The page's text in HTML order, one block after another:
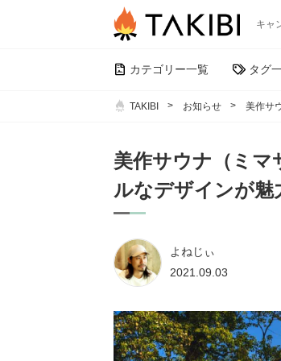
キャ
カテゴリー一覧 タグ
TAKIBI お知らせ 美作サ
美作サウナ（ミマ
ルなデザインが魅
よねじぃ
2021.09.03